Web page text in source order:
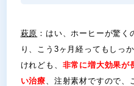
萩原 ：はい、ホーヒーが驚
り、こう3ヶ月経ってもしっ
けれども、 非常に増大効果が
い治療 、注射素材ですので